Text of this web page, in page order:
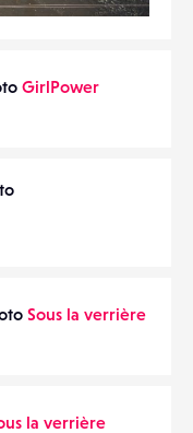
GirlPower
Sous la verrière
la verrière